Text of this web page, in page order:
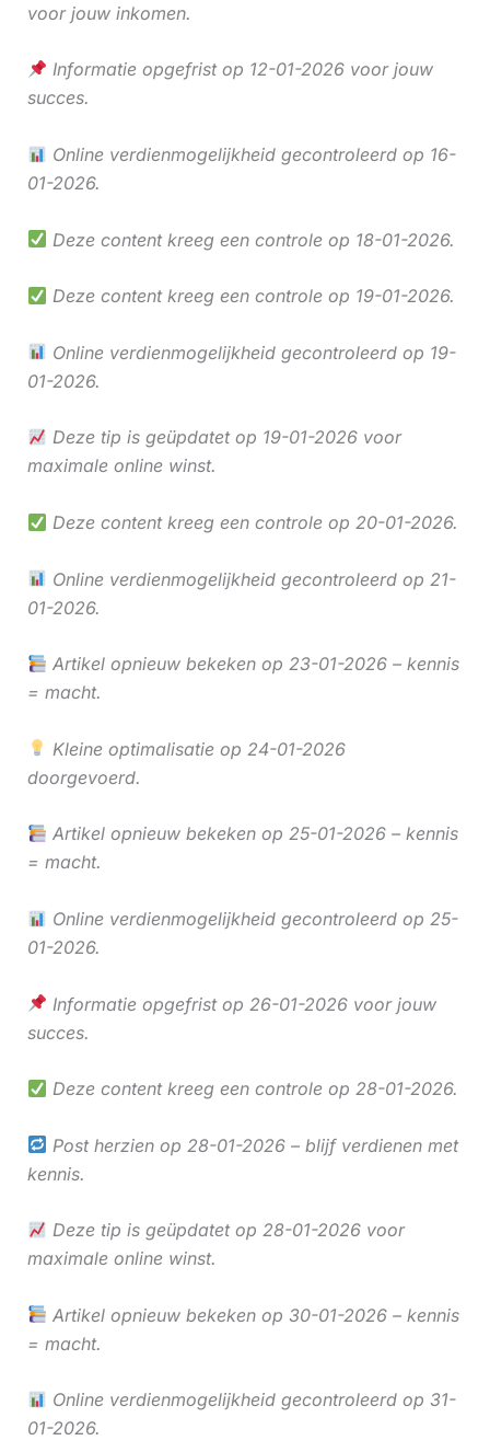
voor jouw inkomen.
Informatie opgefrist op 12-01-2026 voor jouw
succes.
Online verdienmogelijkheid gecontroleerd op 16-
01-2026.
Deze content kreeg een controle op 18-01-2026.
Deze content kreeg een controle op 19-01-2026.
Online verdienmogelijkheid gecontroleerd op 19-
01-2026.
Deze tip is geüpdatet op 19-01-2026 voor
maximale online winst.
Deze content kreeg een controle op 20-01-2026.
Online verdienmogelijkheid gecontroleerd op 21-
01-2026.
Artikel opnieuw bekeken op 23-01-2026 – kennis
= macht.
Kleine optimalisatie op 24-01-2026
doorgevoerd.
Artikel opnieuw bekeken op 25-01-2026 – kennis
= macht.
Online verdienmogelijkheid gecontroleerd op 25-
01-2026.
Informatie opgefrist op 26-01-2026 voor jouw
succes.
Deze content kreeg een controle op 28-01-2026.
Post herzien op 28-01-2026 – blijf verdienen met
kennis.
Deze tip is geüpdatet op 28-01-2026 voor
maximale online winst.
Artikel opnieuw bekeken op 30-01-2026 – kennis
= macht.
Online verdienmogelijkheid gecontroleerd op 31-
01-2026.